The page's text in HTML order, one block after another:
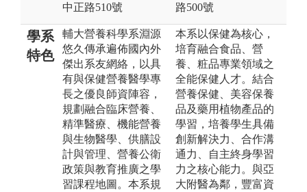
中正路510號
路500號
學系
特色
輔大營養科學系淵源
悠久傳承遍佈國內外
傑出系友網絡，以具
有與保健營養醫學專
長之優良師資陣容，
規劃融合臨床營養、
精準醫療、機能營養
與生物醫學、供膳設
計與管理、營養公衛
政策與教育推廣之學
習課程地圖。本系規
本系以保健為核心，
培育融合食品、營
養、粧品專業領域之
全能保健人才。結合
營養保健、美容保養
品及藥用植物產品的
學習，培養學生具備
創新解決力、合作溝
通力、自主終身學習
力之核心能力。與亞
大附醫為鄰，豐富資